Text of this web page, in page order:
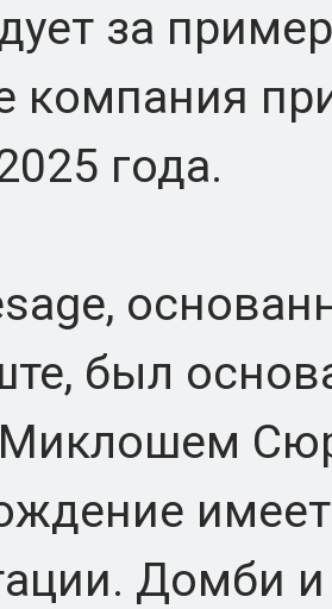
за
компания
года.
был
Домби